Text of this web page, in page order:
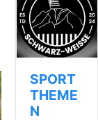
SPORT
THEME
N